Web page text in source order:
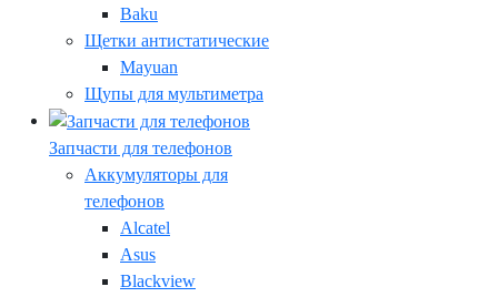
Baku
Щетки антистатические
Mayuan
Щупы для мультиметра
Запчасти для телефонов
Аккумуляторы для
телефонов
Alcatel
Asus
Blackview